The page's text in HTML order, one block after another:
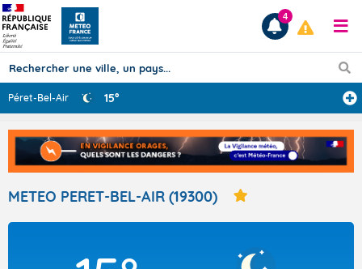
Prévisions
TOUS LES RÉSULTATS
Articles
4
Péret-Bel-Air 15°
METEO PERET-BEL-AIR (19300)